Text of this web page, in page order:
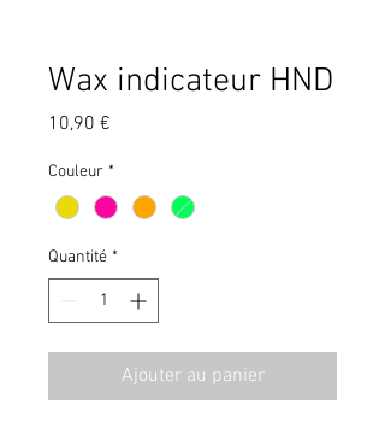
Wax indicateur HND
10,90 €
Couleur *
Quantité *
Ajouter au panier